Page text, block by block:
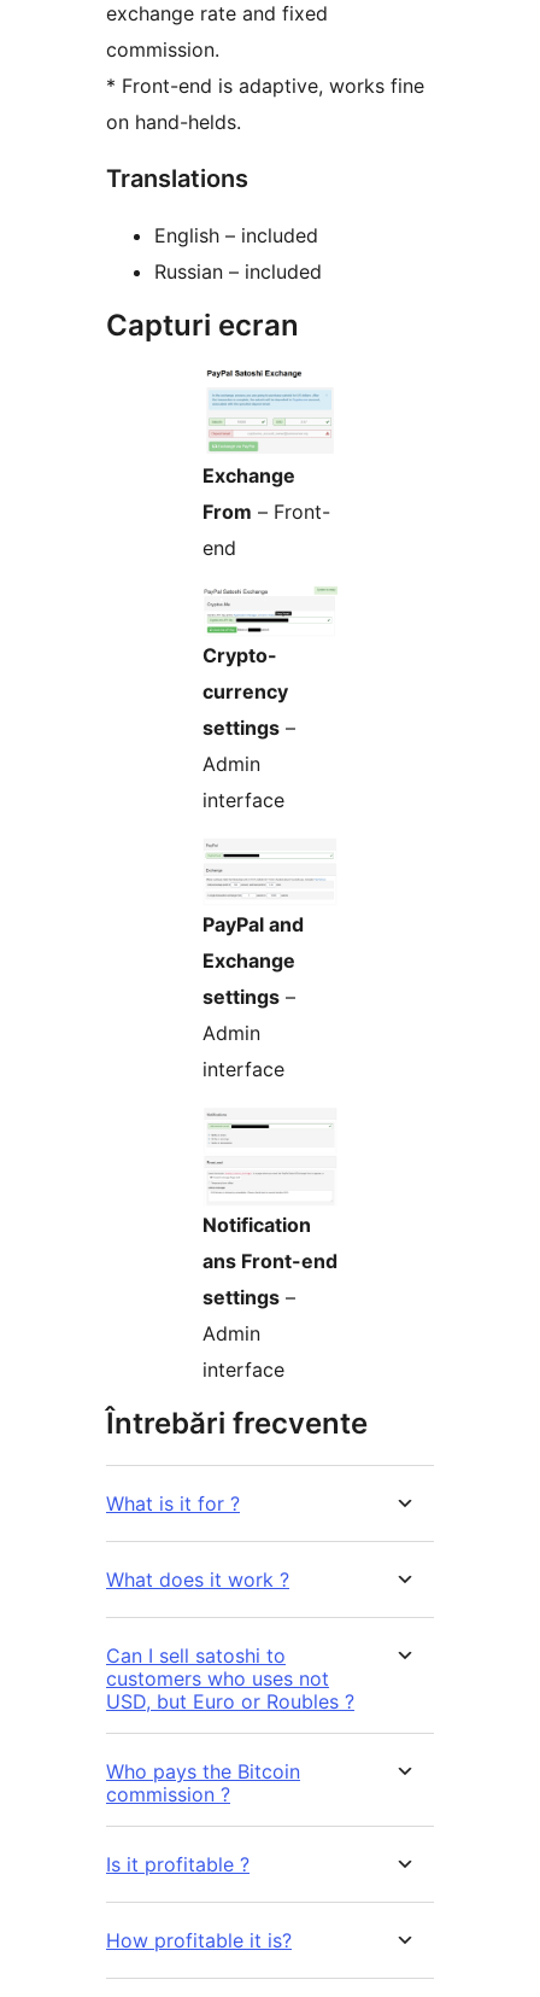
exchange rate and fixed
commission.
* Front-end is adaptive, works fine
on hand-helds.
Translations
English – included
Russian – included
Capturi ecran
Exchange
From – Front-
end
Crypto-
currency
settings –
Admin
interface
PayPal and
Exchange
settings
Admin
interface
Notification
ans Front-end
settings
Admin
interface
Întrebări frecvente
What is it for ?
What does it work ?
Can I sell satoshi to
customers who uses not
USD, but Euro or Roubles ?
Who pays the Bitcoin
commission ?
Is it profitable ?
How profitable it is?